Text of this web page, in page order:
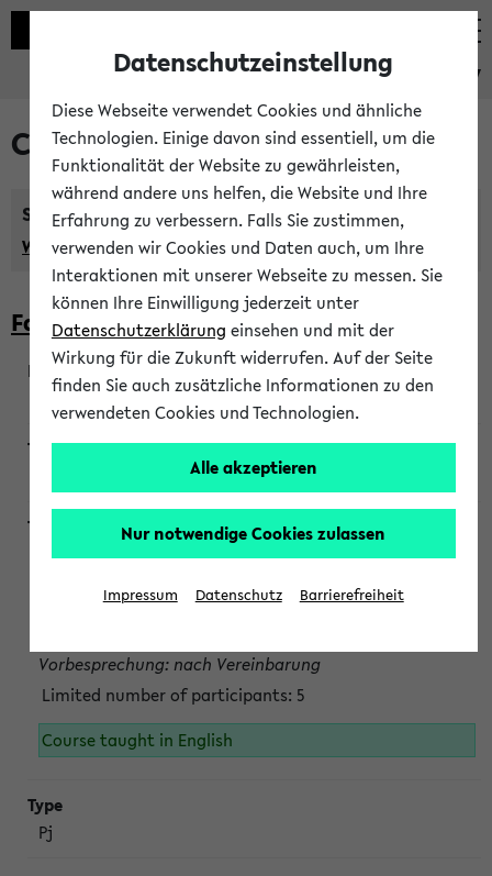
eKVV
Courses taught in English
Semester:
WiSe 2026/2027 SoSe 2026 Previous...
Faculty of Biology
200923
Wendisch, Peters-Wendisch, Stegelmann
Projektmodul "Bakterielle Biotechnologie"
Persönliche Anmeldung beim Veranstalter ist unbedingt
Vorbesprechung: nach Vereinbarung
Limited number of participants: 5
Course taught in English
Pj
Datenschutzeinstellung
Diese Webseite verwendet Cookies und ähnliche
Technologien. Einige davon sind essentiell, um die
Funktionalität der Website zu gewährleisten,
während andere uns helfen, die Website und Ihre
Erfahrung zu verbessern. Falls Sie zustimmen,
verwenden wir Cookies und Daten auch, um Ihre
Interaktionen mit unserer Webseite zu messen. Sie
können Ihre Einwilligung jederzeit unter
Datenschutzerklärung einsehen und mit der
Wirkung für die Zukunft widerrufen. Auf der Seite
finden Sie auch zusätzliche Informationen zu den
verwendeten Cookies und Technologien.
Alle akzeptieren
Nur notwendige Cookies zulassen
Impressum Datenschutz Barrierefreiheit